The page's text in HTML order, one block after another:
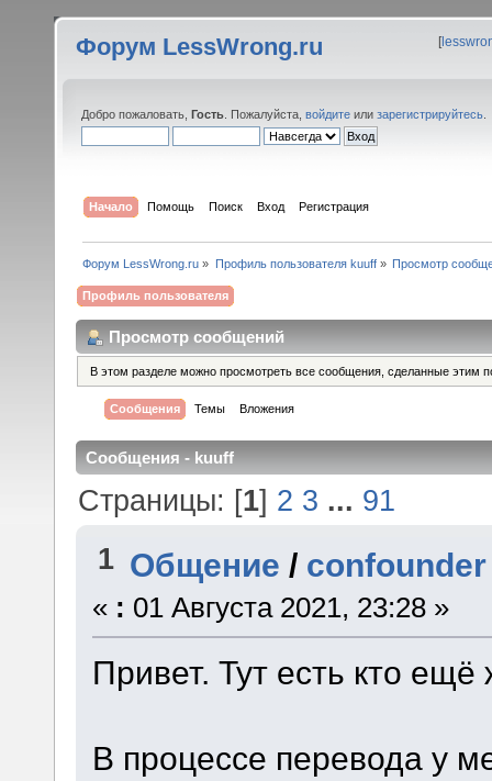
Форум LessWrong.ru [
Добро пожаловать, Гость . Пожалуйста, войдите или зарегистрируйтесь
Начало Помощь Поиск Вход Регистрация
Форум LessWrong.ru » Профиль пользователя kuuff» Просмотр
Профиль пользователя
Просмотр сообщений
В этом разделе можно просмотреть все сообщения, сделанные этим
Сообщения Темы Вложения
Сообщения - kuuff
Страницы: [1] 2 3 ... 91
1 Общение / confounder
« : 01 Августа 2021, 23:28 »
Привет. Тут есть кто ещё
В процессе перевода у